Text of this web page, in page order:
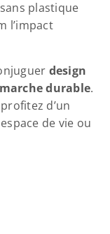
plastique
l’impact
design
durable.
d’un
de vie ou